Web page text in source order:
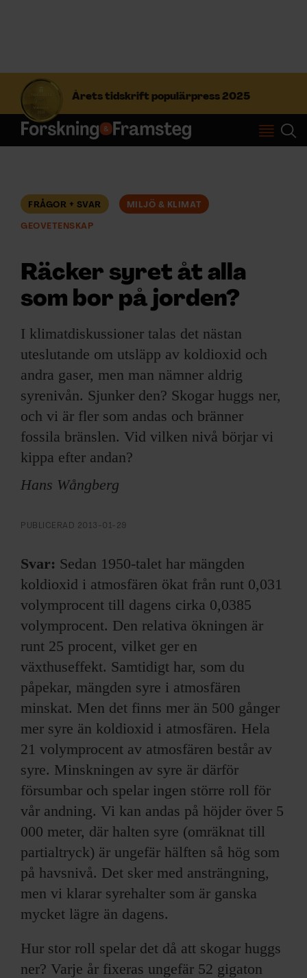
Årets tidskrift populärpress 2025
S
f
t
Prenumerera
ÄMNEN
ARKIV & E-TIDNING
LYSSNA/PODD
EVENEMANG & RESOR
SHOP
KONTAKTA F&F
SKRIV I F&F
ANNONSERA I F&F
OM F&F
FRÅGOR + SVAR MILJÖ & KLIMAT
GEOVETENSKAP
Räcker syret åt alla
som bor på jorden?
I klimatdiskussioner talas det nästan
uteslutande om utsläpp av koldioxid och
andra gaser, men man nämner aldrig
syrenivån. Sjunker den? Skogar huggs ner,
och vi är fler som andas och bränner
fossila bränslen. Vid vilken nivå börjar vi
kippa efter andan?
Hans Wångberg
PUBLICERAD 2013-01-29
Svar: Sedan 1950-talet har mängden
koldioxid i atmosfären ökat från runt 0,031
volymprocent till dagens cirka 0,0385
volymprocent. Den relativa ökningen är
runt 25 procent, vilket ger en
växthuseffekt. Samtidigt har, som du
påpekar, mängden syre i atmosfären
minskat. Men det finns mer än 500 gånger
mer syre än koldioxid i atmosfären. Hela
21 volymprocent av atmosfären består av
syre. Minskningen av syre är därför
försumbar och spelar ingen större roll för
vår andning. Vi kan andas på höjder över 5
000 meter, där halten syre (omräknat till
partialtryck) är ungefär hälften så hög som
på havsnivå. Det sker med ansträngning,
men vi klarar syrehalter som är ganska
mycket lägre än dagens.
Hur stor roll spelar det då att skogar huggs
ner? Varje år fixeras ungefär 52 gigaton